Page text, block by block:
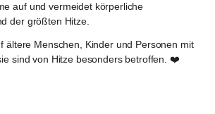
auf und vermeidet körperliche
der größten Hitze.
ältere Menschen, Kinder und Personen mit
sind von Hitze besonders betroffen. ❤️